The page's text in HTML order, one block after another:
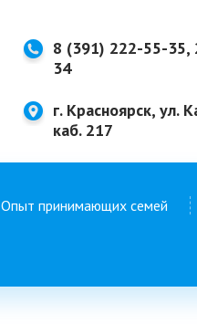
8 (391) 222-55-
34
г. Красноярск, ул.
каб. 217
Опыт принимающих семей